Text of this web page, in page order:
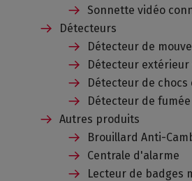
Sonnette vidéo
Détecteurs
Détecteur de
Détecteur extérieur
Détecteur de
Détecteur de
Autres produits
Brouillard Anti-
Centrale d'alarme
Lecteur de badges